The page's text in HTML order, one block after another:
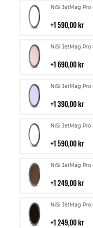
NiSi JetMag Pro
1 590,00 kr
Lägg
i
NiSi JetMag Pro
1 690,00 kr
Lägg
i
NiSi JetMag
1 390,00 kr
Lägg
i
NiSi JetMag Pro
1 590,00 kr
Lägg
i
NiSi JetMag Pro
1 249,00 kr
Lägg
i
NiSi JetMag Pro
1 249,00 kr
Lägg
i